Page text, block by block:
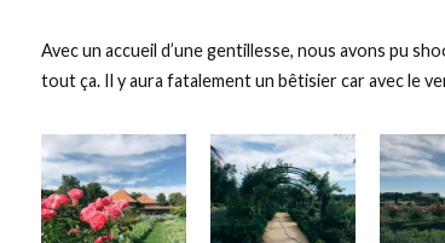
Avec un accueil d’une gentillesse, nous avons pu
tout ça. Il y aura fatalement un bêtisier car avec le